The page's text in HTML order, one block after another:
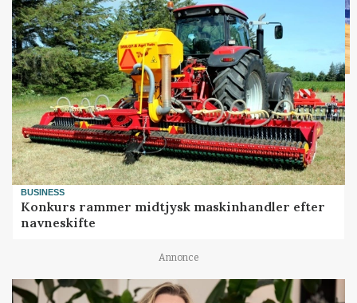
BUSINESS
Konkurs rammer midtjysk maskinhandler efter
navneskifte
Annonce